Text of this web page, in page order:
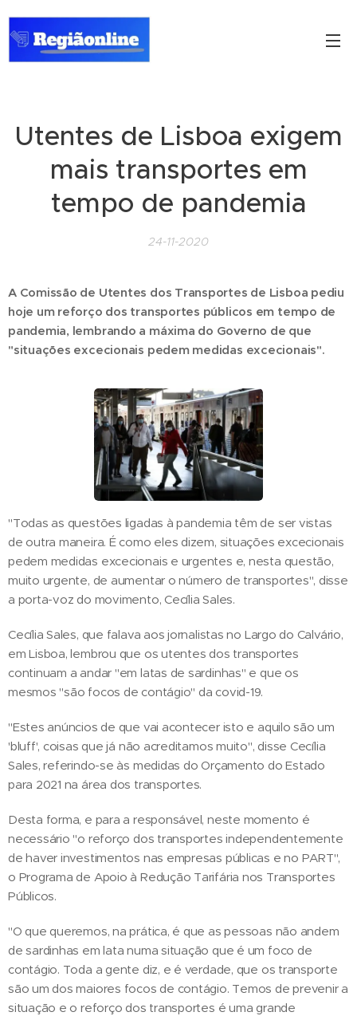
Utentes de Lisboa exigem
mais transportes em
tempo de pandemia
24-11-2020
A Comissão de Utentes dos Transportes de Lisboa pediu
hoje um reforço dos transportes públicos em tempo de
pandemia, lembrando a máxima do Governo de que
"situações excecionais pedem medidas excecionais".
"Todas as questões ligadas à pandemia têm de ser vistas
de outra maneira. É como eles dizem, situações excecionais
pedem medidas excecionais e urgentes e, nesta questão,
muito urgente, de aumentar o número de transportes", disse
a porta-voz do movimento, Cecília Sales.
Cecília Sales, que falava aos jornalistas no Largo do Calvário,
em Lisboa, lembrou que os utentes dos transportes
continuam a andar "em latas de sardinhas" e que os
mesmos "são focos de contágio" da covid-19.
"Estes anúncios de que vai acontecer isto e aquilo são um
'bluff', coisas que já não acreditamos muito", disse Cecília
Sales, referindo-se às medidas do Orçamento do Estado
para 2021 na área dos transportes.
Desta forma, e para a responsável, neste momento é
necessário "o reforço dos transportes independentemente
de haver investimentos nas empresas públicas e no PART",
o Programa de Apoio à Redução Tarifária nos Transportes
Públicos.
"O que queremos, na prática, é que as pessoas não andem
de sardinhas em lata numa situação que é um foco de
contágio. Toda a gente diz, e é verdade, que os transporte
são um dos maiores focos de contágio. Temos de prevenir a
situação e o reforço dos transportes é uma grande